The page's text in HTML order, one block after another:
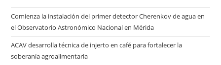
Comienza la instalación del primer detector Cherenkov de agua en
el Observatorio Astronómico Nacional en Mérida
ACAV desarrolla técnica de injerto en café para fortalecer la
soberanía agroalimentaria